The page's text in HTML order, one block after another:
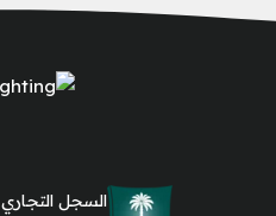
السجل التجاري